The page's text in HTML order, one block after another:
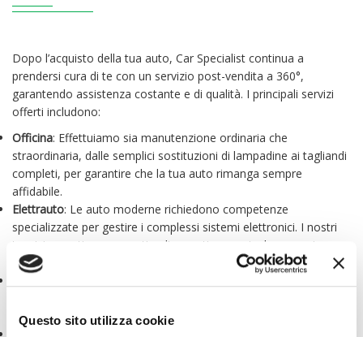
Questo sito utilizza cookie
Dopo l’acquisto della tua auto, Car Specialist continua a
prendersi cura di te con un servizio post-vendita a 360°,
garantendo assistenza costante e di qualità. I principali servizi
offerti includono:
Officina: Effettuiamo sia manutenzione ordinaria che
straordinaria, dalle semplici sostituzioni di lampadine ai tagliandi
completi, per garantire che la tua auto rimanga sempre
affidabile.
Elettrauto: Le auto moderne richiedono competenze
specializzate per gestire i complessi sistemi elettronici. I nostri
tecnici esperti sono pronti a diagnosticare e risolvere ogni
problema elettronico.
riportarla in perfette condizioni.